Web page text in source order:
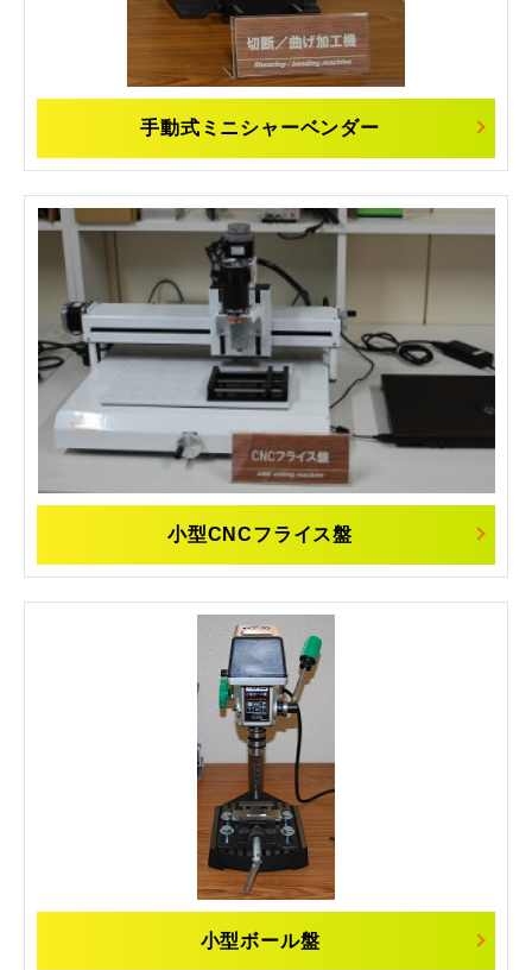
手動式ミニシャーベンダー
小型CNCフライス盤
小型ボール盤